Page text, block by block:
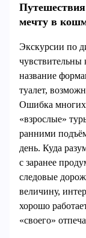
мечту в
Экскурсии по
чувствительны
название
туалет,
Ошибка многих
«взрослые»
ранними
день. Куда
с заранее
следовые
величину,
хорошо
«своего»